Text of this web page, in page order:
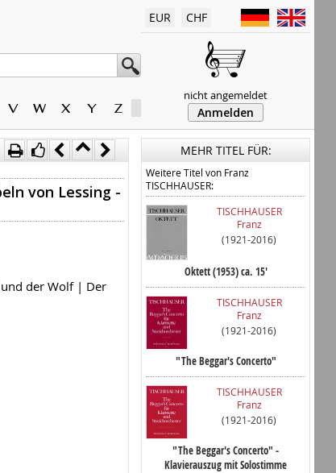
V W X Y Z
EUR CHF
nicht angemeldet
Anmelden
von Lessing -
der Wolf | Der
MEHR TITEL FÜR:
Weitere Titel von Franz
TISCHHAUSER:
TISCHHAUSER
Franz
(1921-2016)
Oktett (1953) ca. 15'
TISCHHAUSER
Franz
(1921-2016)
"The Beggar's Concerto"
TISCHHAUSER
Franz
(1921-2016)
"The Beggar's Concerto" -
Klavierauszug mit Solostimme